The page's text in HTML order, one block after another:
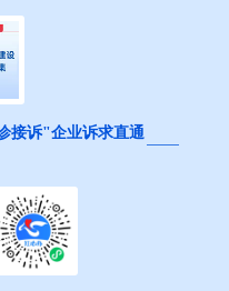
接诉"企业诉求直通